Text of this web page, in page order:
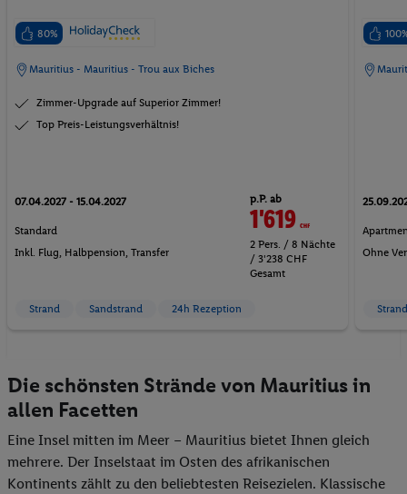
80%
Mauritius - Mauritius - Trou aux Biches
Zimmer-Upgrade auf Superior Zimmer!
Top Preis-Leistungsverhältnis!
07.04.2027 - 15.04.2027
Standard
Inkl. Flug, Halbpension, Transfer
p.P. ab
1'619CHF
2 Pers. / 8 Nächte
/ 3'238 CHF
Gesamt
Strand Sandstrand 24h Rezeption
Ohne
Strand
Die schönsten Strände von Mauritius in
allen Facetten
Eine Insel mitten im Meer – Mauritius bietet Ihnen gleich
mehrere. Der Inselstaat im Osten des afrikanischen
Kontinents zählt zu den beliebtesten Reisezielen. Klassische